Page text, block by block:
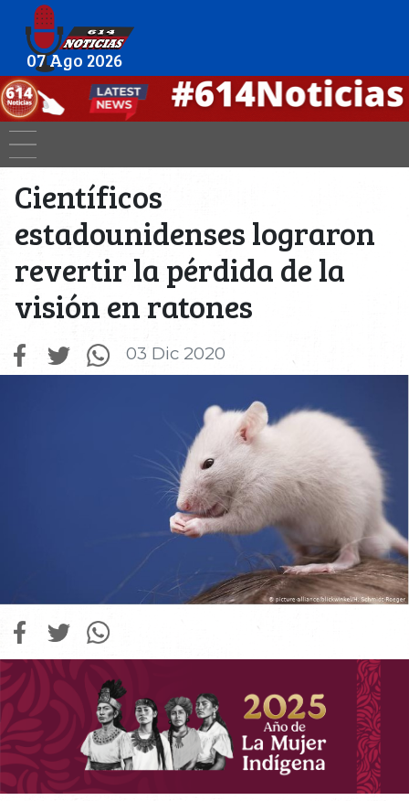
07 Ago 2026
Científicos
estadounidenses lograron
revertir la pérdida de la
visión en ratones
03 Dic 2020